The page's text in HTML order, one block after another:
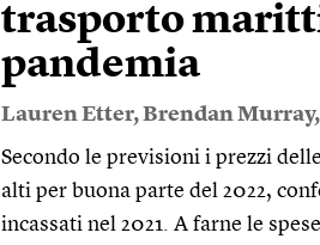
trasporto
pandemia
Lauren Etter,Brendan Murray,
Secondo le previsioni i prezzi
alti per buona parte del 2022,
incassati nel 2021. A farne le